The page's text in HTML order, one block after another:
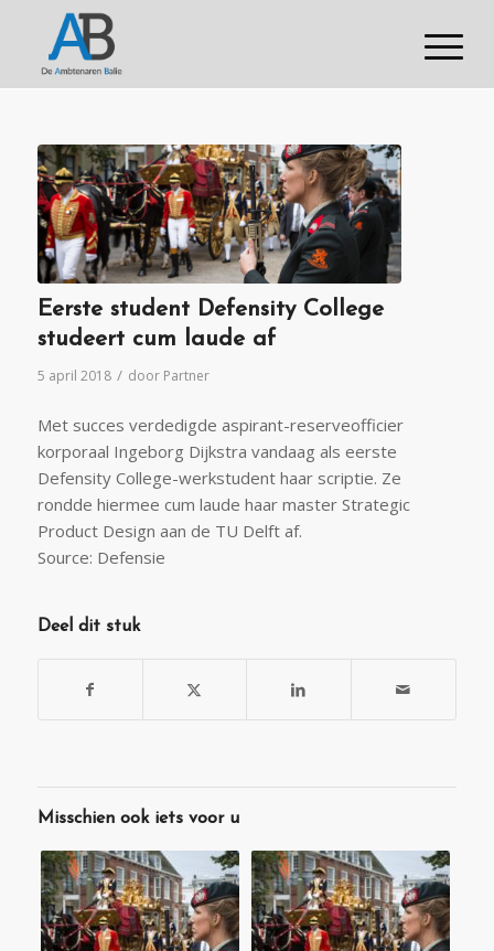
Eerste student Defensity College
studeert cum laude af
5 april 2018 / door Partner
Met succes verdedigde aspirant-reserveofficier
korporaal Ingeborg Dijkstra vandaag als eerste
Defensity College-werkstudent haar scriptie. Ze
rondde hiermee cum laude haar master Strategic
Product Design aan de TU Delft af.
Source: Defensie
Deel dit stuk
Misschien ook iets voor u